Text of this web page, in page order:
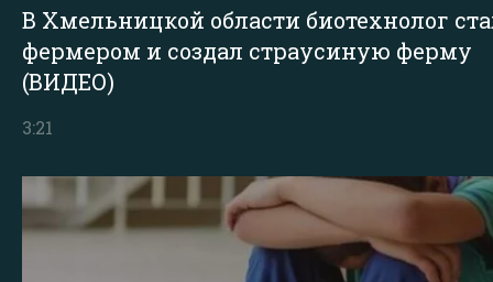
В Хмельницкой области биотехнолог
фермером и создал страусиную ферму
(ВИДЕО)
3:21